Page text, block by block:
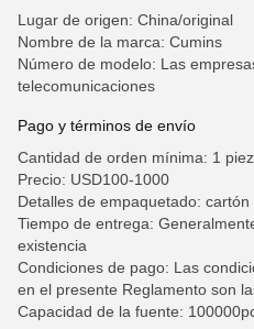
Lugar de origen: China/original
Nombre de la marca: Cumins
Número de modelo: Las
telecomunicaciones
Pago y términos de envío
Cantidad de orden mínima: 1
Precio: USD100-1000
Detalles de empaquetado:
Tiempo de entrega:
existencia
Condiciones de pago: Las
en el presente Reglamento son
Capacidad de la fuente: